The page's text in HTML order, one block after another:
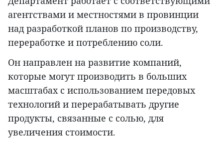
агентствами и местностями в провинции
над разработкой планов по производству,
переработке и потреблению соли.
Он направлен на развитие компаний,
которые могут производить в больших
масштабах с использованием передовых
технологий и перерабатывать другие
продукты, связанные с солью, для
увеличения стоимости.